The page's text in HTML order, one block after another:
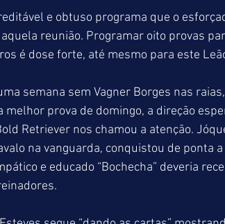
e obtuso programa que o
reunião. Programar oito provas
é dose forte, até mesmo para este
semana sem Vagner Borges nas
prova de domingo, a direção
Retriever nos chamou a atenção.
na vanguarda, conquistou de ponta
e educado “Bochecha” deveria